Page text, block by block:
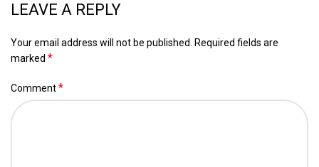
LEAVE A REPLY
Your email address will not be published.
Required fields are
marked *
Comment*